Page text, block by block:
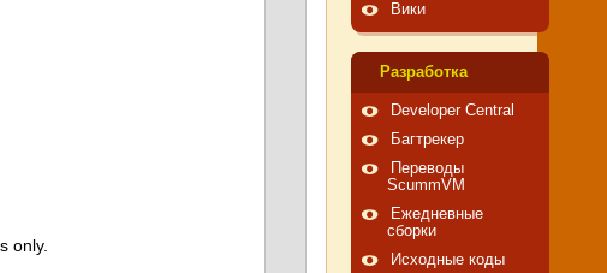
only.
Вики
Pазработка
Developer Central
Багтрекер
Переводы
ScummVM
Ежедневные
сборки
Исходные коды